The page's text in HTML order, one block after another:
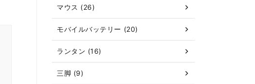
マウス (26)
モバイルバッテリー (20)
ランタン (16)
三脚 (9)